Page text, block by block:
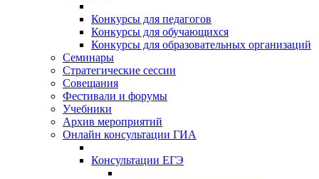
Конкурсы для педагогов
Конкурсы для обучающихся
Конкурсы для образовательных организаций
Семинары
Стратегические сессии
Совещания
Фестивали и форумы
Учебники
Архив мероприятий
Онлайн консультации ГИА
Консультации ЕГЭ